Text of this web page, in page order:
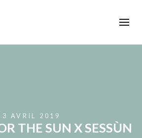
3 AVRIL 2019
THE SUN X SESSÙN